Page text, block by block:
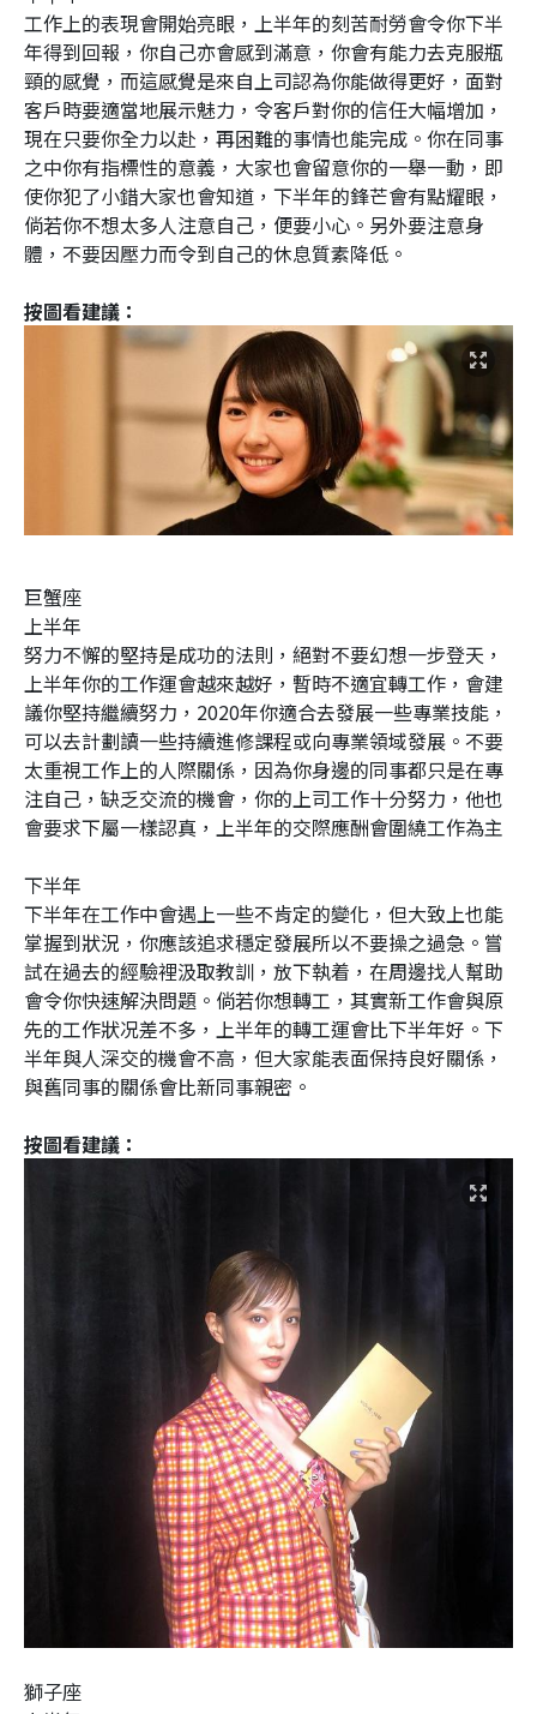
工作上的表現會開始亮眼，上半年的刻苦耐勞會令你下半
年得到回報，你自己亦會感到滿意，你會有能力去克服瓶
頸的感覺，而這感覺是來自上司認為你能做得更好，面對
客戶時要適當地展示魅力，令客戶對你的信任大幅增加，
現在只要你全力以赴，再困難的事情也能完成。你在同事
之中你有指標性的意義，大家也會留意你的一舉一動，即
使你犯了小錯大家也會知道，下半年的鋒芒會有點耀眼，
倘若你不想太多人注意自己，便要小心。另外要注意身
體，不要因壓力而令到自己的休息質素降低。
按圖看建議：
巨蟹座
上半年
努力不懈的堅持是成功的法則，絕對不要幻想一步登天，
上半年你的工作運會越來越好，暫時不適宜轉工作，會建
議你堅持繼續努力，2020年你適合去發展一些專業技能，
可以去計劃讀一些持續進修課程或向專業領域發展。不要
太重視工作上的人際關係，因為你身邊的同事都只是在專
注自己，缺乏交流的機會，你的上司工作十分努力，他也
會要求下屬一樣認真，上半年的交際應酬會圍繞工作為主
下半年
下半年在工作中會遇上一些不肯定的變化，但大致上也能
掌握到狀況，你應該追求穩定發展所以不要操之過急。嘗
試在過去的經驗裡汲取教訓，放下執着，在周邊找人幫助
會令你快速解決問題。倘若你想轉工，其實新工作會與原
先的工作狀况差不多，上半年的轉工運會比下半年好。下
半年與人深交的機會不高，但大家能表面保持良好關係，
與舊同事的關係會比新同事親密。
按圖看建議：
獅子座